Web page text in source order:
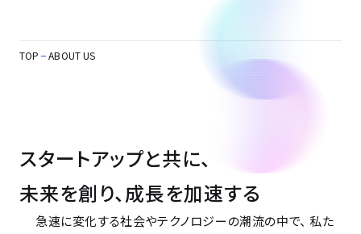
TOP ABOUT US
スタートアップと共に、
未来を創り、成長を加速する
急速に変化する社会やテクノロジーの潮流の中で、 私た